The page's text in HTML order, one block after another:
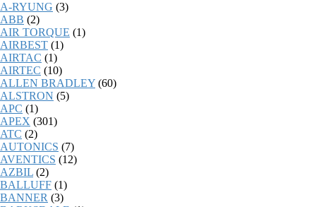
A-RYUNG (3)
ABB (2)
AIR TORQUE (1)
AIRBEST (1)
AIRTAC (1)
AIRTEC (10)
ALLEN BRADLEY (60)
ALSTRON (5)
APC (1)
APEX (301)
ATC (2)
AUTONICS (7)
AVENTICS (12)
AZBIL (2)
BALLUFF (1)
BANNER (3)